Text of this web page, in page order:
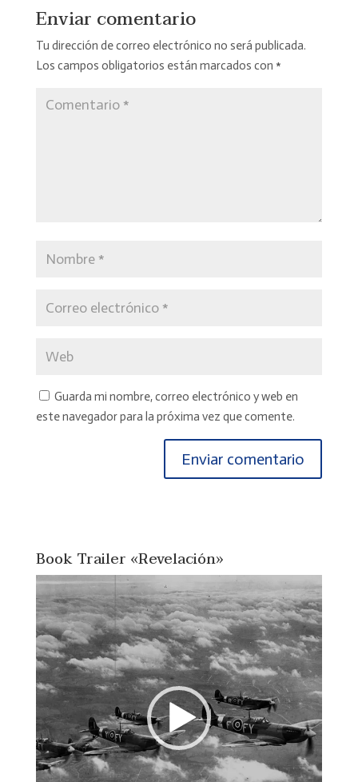
Enviar comentario
Tu dirección de correo electrónico no será publicada.
Los campos obligatorios están marcados con *
Guarda mi nombre, correo electrónico y web en
este navegador para la próxima vez que comente.
Book Trailer «Revelación»
Reproductor
de
vídeo